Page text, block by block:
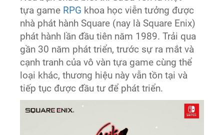
tựa game RPG khoa học viễn tưởng được
nhà phát hành Square (nay là Square Enix)
phát hành lần đầu tiên năm 1989. Trải qua
gần 30 năm phát triển, trước sự ra mắt và
cạnh tranh của vô vàn tựa game cùng thể
loại khác, thương hiệu này vẫn tồn tại và
tiếp tục được đầu tư để phát triển.